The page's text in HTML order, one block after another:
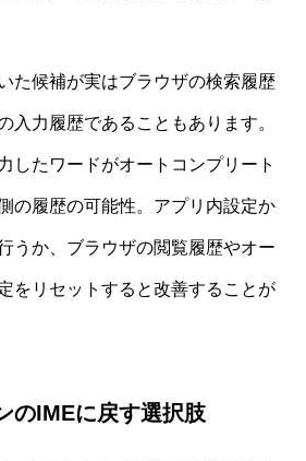
た候補が実はブラウザの検索履歴
入力履歴であることもあります。
したワードがオートコンプリート
の履歴の可能性。アプリ内設定か
うか、ブラウザの閲覧履歴やオー
をリセットすると改善することが
のIMEに戻す選択肢